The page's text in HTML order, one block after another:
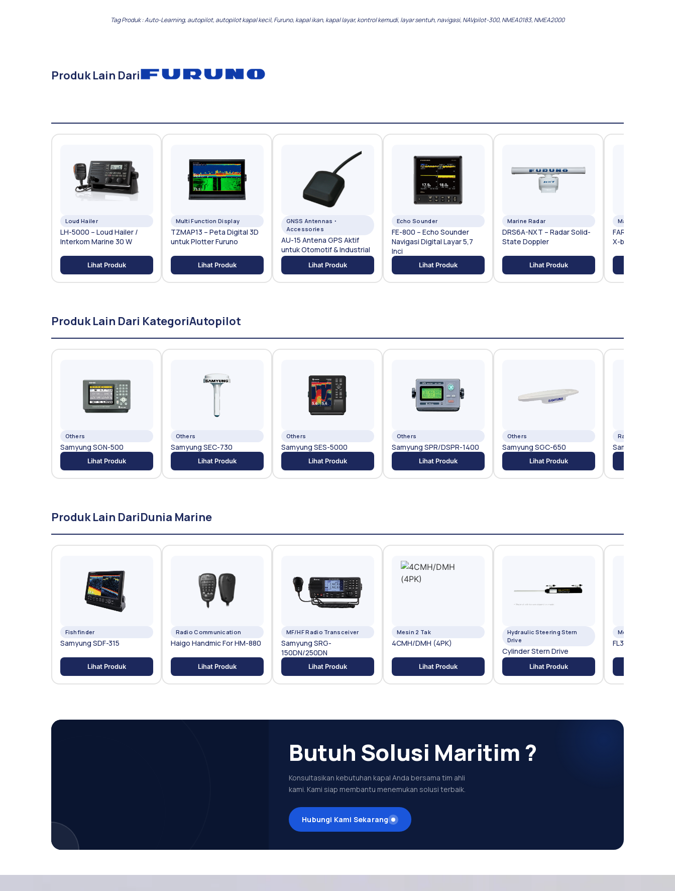
Tag Produk :Auto-Learning, autopilot, autopilot kapal kecil, Furuno, kapal ikan, kapal layar,kontrol kemudi, layar sentuh, navigasi, NAVpilot-300, NMEA0183, NMEA2000
Produk Lain Dari
Loud Hailer
LH-5000 – Loud Hailer /
Interkom Marine 30 W
Lihat Produk
Multi Function Display
TZMAP13 – Peta Digital 3D
untuk Plotter Furuno
Lihat Produk
GNSS Antennas・
Accessories
AU-15 Antena GPS Aktif
untuk Otomotif & Industrial
Lihat Produk
Echo Sounder
FE-800 – Echo Sounder
Navigasi Digital Layar 5,7
Inci
Lihat Produk
Marine Radar
DRS6A-NXT – Radar Solid-
State Doppler
Lihat Produk
Marine Radar
FAR-1523-BB –
X-band 25 kW
Produk Lain Dari KategoriAutopilot
Others
Samyung SGN-500
Lihat Produk
Others
Samyung SEC-730
Lihat Produk
Others
Samyung SES-5000
Lihat Produk
Others
Samyung SPR/DSPR-1400
Lihat Produk
Others
Samyung SGC-650
Lihat Produk
Radar
Samyung SMR-
Produk Lain DariDunia Marine
Fishfinder
Samyung SDF-315
Lihat Produk
Radio Communication
Haigo Handmic For HM-880
Lihat Produk
MF/HF Radio Transceiver
Samyung SRG-
150DN/250DN
Lihat Produk
Mesin 2 Tak
4CMH/DMH (4PK)
Lihat Produk
Hydraulic Steering Stern
Drive
Cylinder Stern Drive
Lihat Produk
Mesin 4 Tak
FL300BET (300
Butuh Solusi Maritim ?
Konsultasikan kebutuhan kapal Anda bersama tim ahli
kami. Kami siap membantu menemukan solusi terbaik.
Hubungi Kami Sekarang